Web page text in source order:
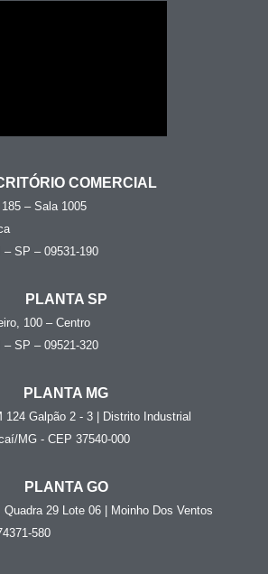
COMERCIAL
– Sala 1005
SP – 09531-190
PLANTA SP
100 – Centro
SP – 09521-320
PLANTA MG
124 Galpão 2 - 3 | Distrito Industrial
MG - CEP 37540-000
PLANTA GO
29 Lote 06 | Moinho Dos Ventos
580